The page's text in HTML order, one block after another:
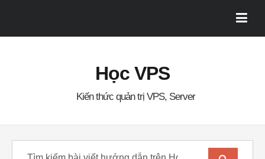
Học VPS
Kiến thức quản trị VPS, Server